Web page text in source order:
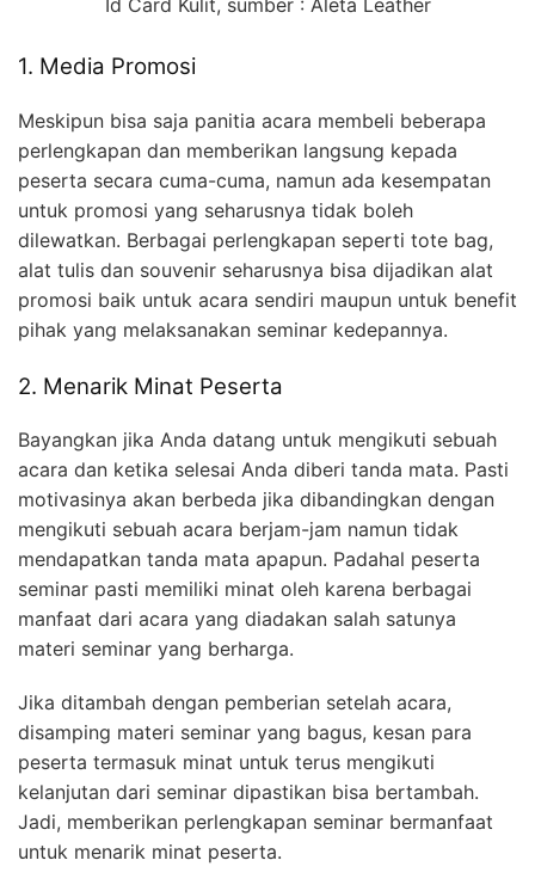
1. Media Promosi
Meskipun bisa saja panitia acara membeli beberapa
perlengkapan dan memberikan langsung kepada
peserta secara cuma-cuma, namun ada kesempatan
untuk promosi yang seharusnya tidak boleh
dilewatkan. Berbagai perlengkapan seperti tote bag,
alat tulis dan souvenir seharusnya bisa dijadikan alat
promosi baik untuk acara sendiri maupun untuk benefit
pihak yang melaksanakan seminar kedepannya.
2. Menarik Minat Peserta
Bayangkan jika Anda datang untuk mengikuti sebuah
acara dan ketika selesai Anda diberi tanda mata. Pasti
motivasinya akan berbeda jika dibandingkan dengan
mengikuti sebuah acara berjam-jam namun tidak
mendapatkan tanda mata apapun. Padahal peserta
seminar pasti memiliki minat oleh karena berbagai
manfaat dari acara yang diadakan salah satunya
materi seminar yang berharga.
Jika ditambah dengan pemberian setelah acara,
disamping materi seminar yang bagus, kesan para
peserta termasuk minat untuk terus mengikuti
kelanjutan dari seminar dipastikan bisa bertambah.
Jadi, memberikan perlengkapan seminar bermanfaat
untuk menarik minat peserta.